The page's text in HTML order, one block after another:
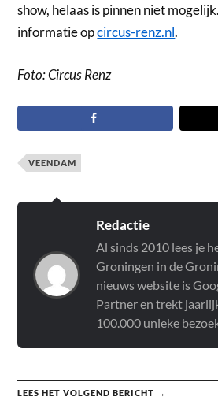
show, helaas is pinnen niet
informatie opcircus-renz.nl.
Foto: Circus Renz
VEENDAM
Redactie
Al sinds 2010 lees je
Groningen in de
nieuws website is
Partner en trekt
100.000 unieke
LEES HET VOLGEND BERICHT →